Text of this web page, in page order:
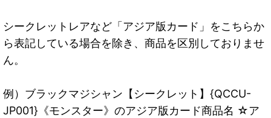
シークレットレアなど「アジア版カード」をこちらか
ら表記している場合を除き、商品を区別しておりませ
ん。
例）ブラックマジシャン【シークレット】{QCCU-
JP001}《モンスター》のアジア版カード商品名 ☆ア